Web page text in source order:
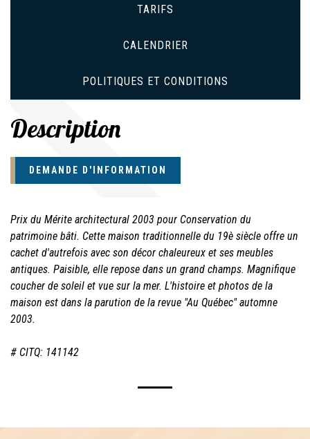
TARIFS
CALENDRIER
POLITIQUES ET CONDITIONS
Description
DEMANDE D'INFORMATION
Prix du Mérite architectural 2003 pour Conservation du
patrimoine bâti. Cette maison traditionnelle du 19è siècle offre un
cachet d'autrefois avec son décor chaleureux et ses meubles
antiques. Paisible, elle repose dans un grand champs. Magnifique
coucher de soleil et vue sur la mer. L'histoire et photos de la
maison est dans la parution de la revue "Au Québec" automne
2003.
# CITQ: 141142